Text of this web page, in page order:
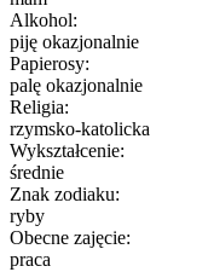
Alkohol:
piję okazjonalnie
Papierosy:
palę okazjonalnie
Religia:
rzymsko-katolicka
Wykształcenie:
średnie
Znak zodiaku:
ryby
Obecne zajęcie:
praca